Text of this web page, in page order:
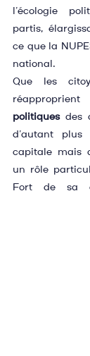
l’écologie
partis,
ce que la
national.
Que les
politiques des
d’autant
capitale mais
un rôle
Fort de sa